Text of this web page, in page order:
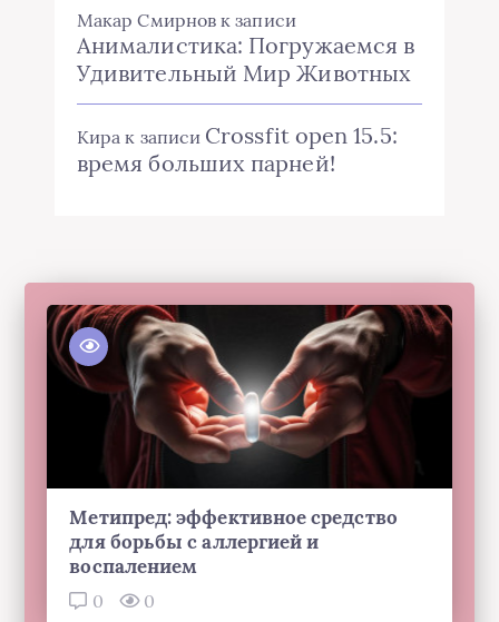
Макар Смирнов к записи
Анималистика: Погружаемся в
Удивительный Мир Животных
Кира к записи Crossfit open 15.5:
время больших парней!
Метипред: эффективное средство
для борьбы с аллергией и
воспалением
0 0